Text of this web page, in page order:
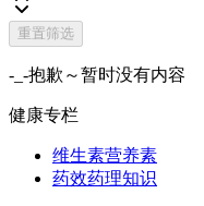
重置筛选
-_-抱歉～暂时没有内容
健康专栏
维生素营养素
药效药理知识